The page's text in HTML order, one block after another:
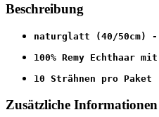
Beschreibung
naturglatt (40/50cm)
100% Remy Echthaar mit
10 Strähnen pro Paket
Zusätzliche Informationen